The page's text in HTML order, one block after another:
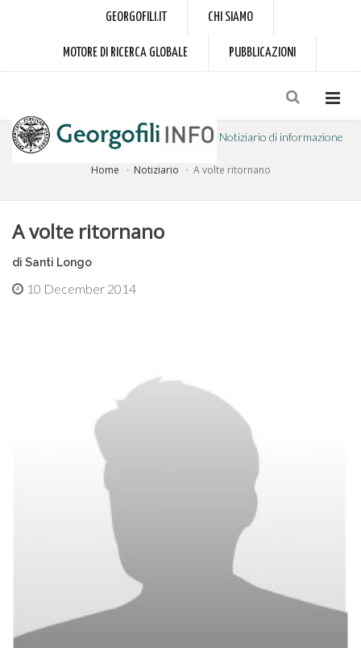
GEORGOFILI.IT CHI SIAMO
MOTORE DI RICERCA GLOBALE PUBBLICAZIONI
Notiziario di informazione
Home Notiziario A volte ritornano
A volte ritornano
di Santi Longo
10 December 2014